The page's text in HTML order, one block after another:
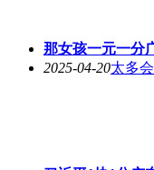
那女孩一元一分
2025-04-20太多